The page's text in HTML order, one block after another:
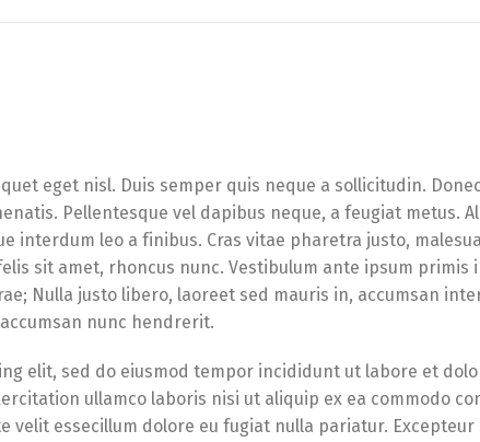
eget nisl. Duis semper quis neque a sollicitudin.
Pellentesque vel dapibus neque, a feugiat metus.
interdum leo a finibus. Cras vitae pharetra justo,
sit amet, rhoncus nunc. Vestibulum ante ipsum primis
Nulla justo libero, laoreet sed mauris in, accumsan
nunc hendrerit.
elit, sed do eiusmod tempor incididunt ut labore et
ullamco laboris nisi ut aliquip ex ea commodo
essecillum dolore eu fugiat nulla pariatur. Excepteur